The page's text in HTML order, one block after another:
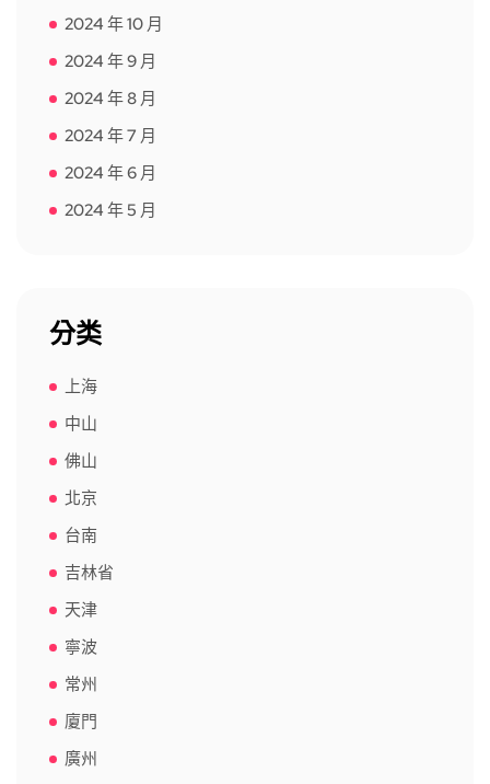
2024 年 10 月
2024 年 9 月
2024 年 8 月
2024 年 7 月
2024 年 6 月
2024 年 5 月
分类
上海
中山
佛山
北京
台南
吉林省
天津
寧波
常州
廈門
廣州